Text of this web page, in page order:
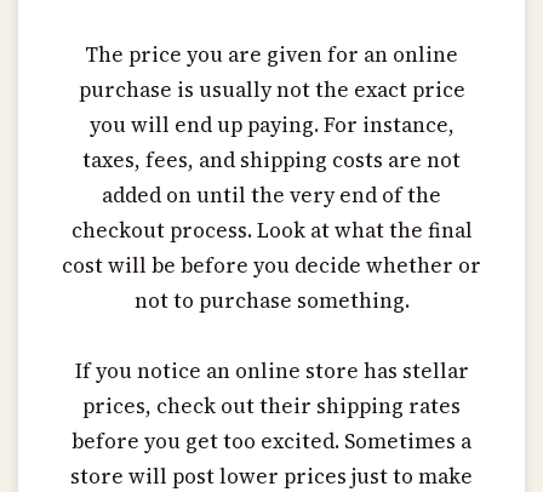
The price you are given for an online
purchase is usually not the exact price
you will end up paying. For instance,
taxes, fees, and shipping costs are not
added on until the very end of the
checkout process. Look at what the final
cost will be before you decide whether or
not to purchase something.
If you notice an online store has stellar
prices, check out their shipping rates
before you get too excited. Sometimes a
store will post lower prices just to make